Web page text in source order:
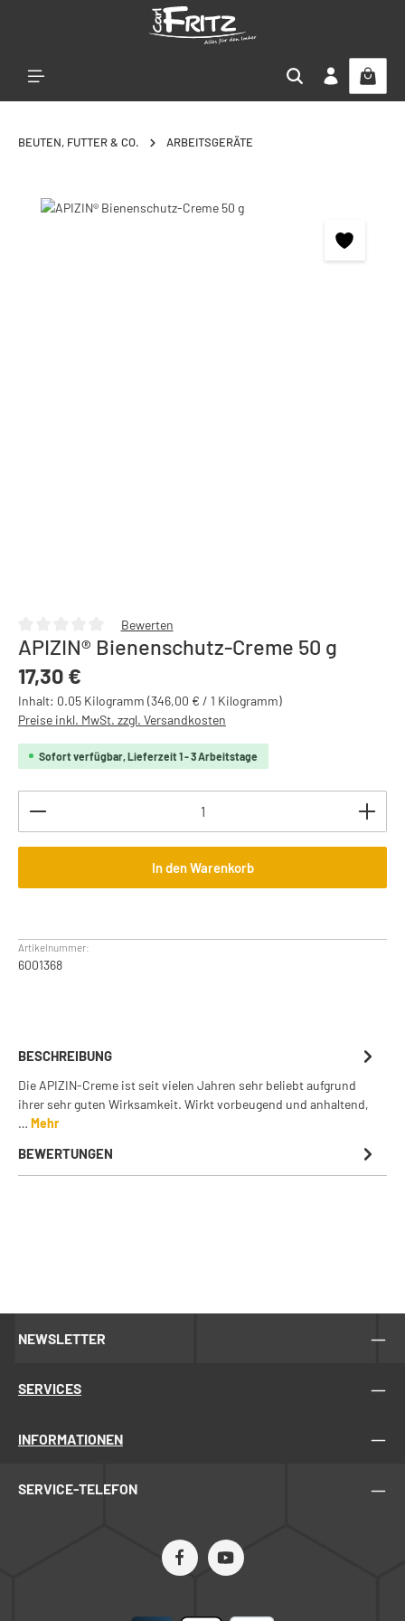
BEUTEN, FUTTER & CO. ARBEITSGERÄTE
Bildergalerie überspringen
Durchschnittliche Bewertung von 0 von 5 Sternen
Bewerten
APIZIN® Bienenschutz-Creme 50 g
Regulärer Preis:
17,30 €
Inhalt: 0.05 Kilogramm (346,00 € / 1 Kilogramm)
Preise inkl. MwSt. zzgl. Versandkosten
Sofort verfügbar, Lieferzeit 1 - 3 Arbeitstage
Produkt Anzahl: Gib den gewünschten Wert ein
In den Warenkorb
Artikelnummer:
6001368
BESCHREIBUNG
Die APIZIN-Creme ist seit vielen Jahren sehr beliebt aufgrund
ihrer sehr guten Wirksamkeit. Wirkt vorbeugend und anhaltend,
… Mehr
BEWERTUNGEN
NEWSLETTER
SERVICES
INFORMATIONEN
SERVICE-TELEFON